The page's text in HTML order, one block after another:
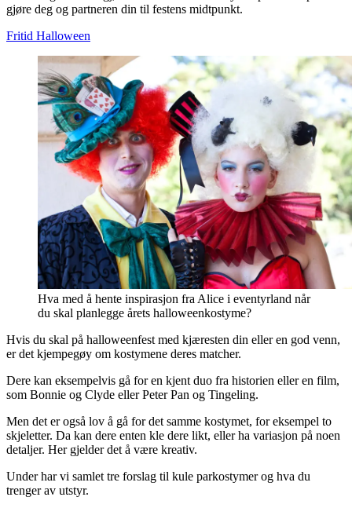
gjøre deg og partneren din til festens midtpunkt.
Fritid Halloween
Hva med å hente inspirasjon fra Alice i eventyrland når
du skal planlegge årets halloweenkostyme?
Hvis du skal på halloweenfest med kjæresten din eller en god venn,
er det kjempegøy om kostymene deres matcher.
Dere kan eksempelvis gå for en kjent duo fra historien eller en film,
som Bonnie og Clyde eller Peter Pan og Tingeling.
Men det er også lov å gå for det samme kostymet, for eksempel to
skjeletter. Da kan dere enten kle dere likt, eller ha variasjon på noen
detaljer. Her gjelder det å være kreativ.
Under har vi samlet tre forslag til kule parkostymer og hva du
trenger av utstyr.